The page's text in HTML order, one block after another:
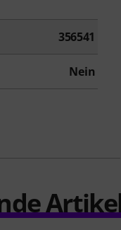
356541
Nein